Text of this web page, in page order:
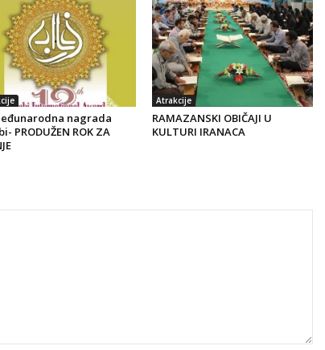
nagrada
PRODUŽEN ROK ZA
Atrakcije
RAMAZANSKI OBIČAJI U
KULTURI IRANACA